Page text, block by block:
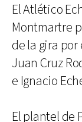
El Atlético
Montmartre
de la gira por
Juan Cruz
e Ignacio
El plantel de